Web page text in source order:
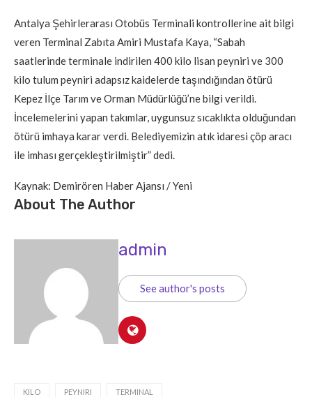
Antalya Şehirlerarası Otobüs Terminali kontrollerine ait bilgi
veren Terminal Zabıta Amiri Mustafa Kaya, “Sabah
saatlerinde terminale indirilen 400 kilo lisan peyniri ve 300
kilo tulum peyniri adapsız kaidelerde taşındığından ötürü
Kepez İlçe Tarım ve Orman Müdürlüğü’ne bilgi verildi.
İncelemelerini yapan takımlar, uygunsuz sıcaklıkta olduğundan
ötürü imhaya karar verdi. Belediyemizin atık idaresi çöp aracı
ile imhası gerçekleştirilmiştir” dedi.
Kaynak: Demirören Haber Ajansı / Yeni
About The Author
admin
See author's posts
KILO PEYNIRI TERMINAL